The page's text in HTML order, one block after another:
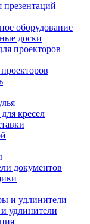
презентаций
оборудование
доски
проекторов
кресел
документов
удлинители